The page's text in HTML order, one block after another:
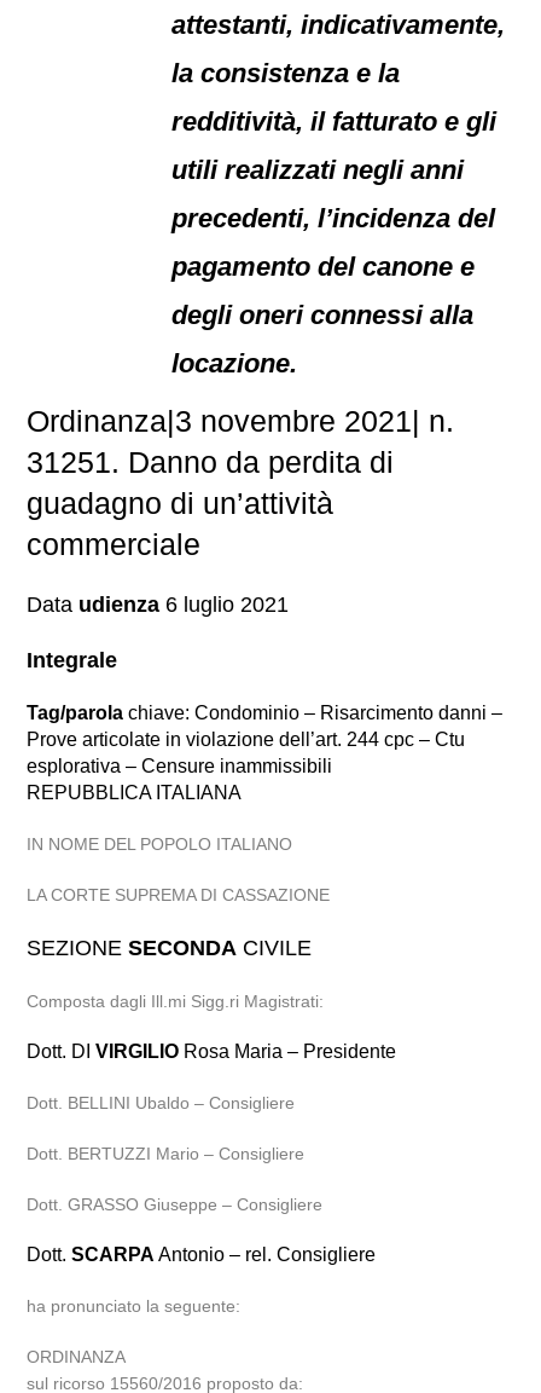
attestanti, indicativamente,
la consistenza e la
redditività, il fatturato e gli
utili realizzati negli anni
precedenti, l’incidenza del
pagamento del canone e
degli oneri connessi alla
locazione.
Ordinanza|3 novembre 2021| n.
31251. Danno da perdita di
guadagno di un’attività
commerciale
Data udienza 6 luglio 2021
Integrale
Tag/parola chiave: Condominio – Risarcimento danni –
Prove articolate in violazione dell’art. 244 cpc – Ctu
esplorativa – Censure inammissibili
REPUBBLICA ITALIANA
IN NOME DEL POPOLO ITALIANO
LA CORTE SUPREMA DI CASSAZIONE
SEZIONESECONDA CIVILE
Composta dagli Ill.mi Sigg.ri Magistrati:
Dott. DIVIRGILIO Rosa Maria – Presidente
Dott. BELLINI Ubaldo – Consigliere
Dott. BERTUZZI Mario – Consigliere
Dott. GRASSO Giuseppe – Consigliere
Dott.SCARPA Antonio – rel. Consigliere
ha pronunciato la seguente:
ORDINANZA
sul ricorso 15560/2016 proposto da: